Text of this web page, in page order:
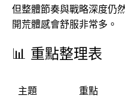
但整體節奏與戰略深度仍
開荒體感會舒服非常多。
📊 重點整理表
主題 重點